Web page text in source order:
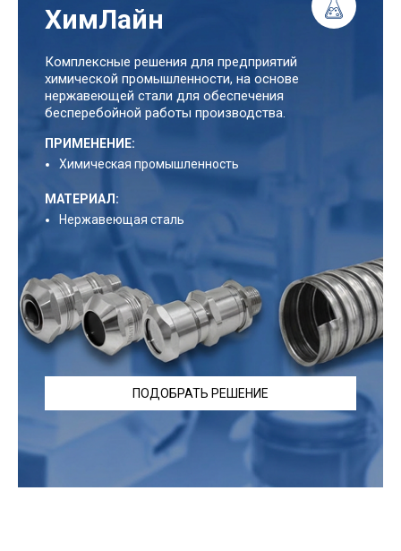
ХимЛайн
Комплексные решения для предприятий
химической промышленности, на основе
нержавеющей стали для обеспечения
бесперебойной работы производства.
ПРИМЕНЕНИЕ:
Химическая промышленность
МАТЕРИАЛ:
Нержавеющая сталь
ПОДОБРАТЬ РЕШЕНИЕ